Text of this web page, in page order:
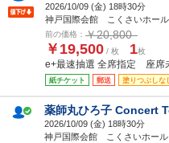
2026/10/09 (金) 18時30分
神戸国際会館 こくさいホー
前の価格： ￥20,800
￥19,500 / 枚 1枚
e+最速抽選 全席指定 座席
紙チケット 郵送 塗りつぶしな
薬師丸ひろ子 Concert
2026/10/09 (金) 18時30分
神戸国際会館 こくさいホール